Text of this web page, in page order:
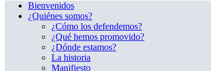
Bienvenidos
¿Quiénes somos?
¿Cómo los defendemos?
¿Qué hemos promovido?
¿Dónde estamos?
La historia
Manifiesto